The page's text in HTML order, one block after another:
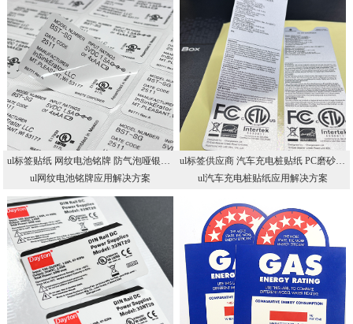
ul标签贴纸 网纹电池铭牌 防气泡哑银耐高温标贴 UL认证铭牌工厂
ul网纹电池铭牌应用解决方案
ul标签供应商 汽车充电桩贴纸 PC磨砂户外耐晒不干胶 UL认证储能铭牌
ul汽车充电桩贴纸应用解决方案